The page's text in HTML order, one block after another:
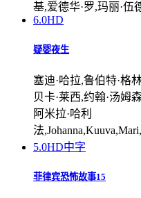
基,爱德华·罗,玛丽·伍
6.0HD
疑婴夜生
塞迪·哈拉,鲁伯特·格
贝卡·莱西,约翰·汤姆
阿米拉·哈利
法
5.0HD中字
菲律宾恐怖故事15